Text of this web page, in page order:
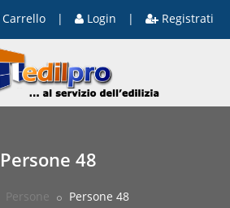
Carrello | Login | Registrati
Persone 48
Persone Persone 48